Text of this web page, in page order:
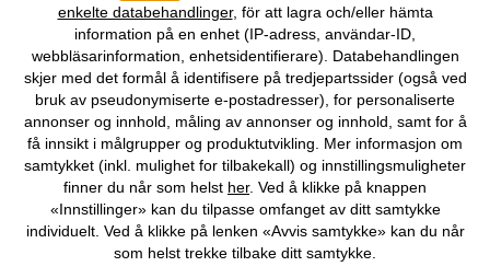
Du kan også finne oss på
Kjøpsvilkår Personopplysninger Cookie-innstillinger
Om Oss Angre kjøp
© 2026 bonprix.
enkelte databehandlinger, för att lagra och/eller hämta
information på en enhet (IP-adress, användar-ID,
webbläsarinformation, enhetsidentifierare). Databehandlingen
skjer med det formål å identifisere på tredjepartssider (også ved
bruk av pseudonymiserte e-postadresser), for personaliserte
annonser og innhold, måling av annonser og innhold, samt for å
få innsikt i målgrupper og produktutvikling. Mer informasjon om
samtykket (inkl. mulighet for tilbakekall) og innstillingsmuligheter
finner du når som helst her. Ved å klikke på knappen
«Innstillinger» kan du tilpasse omfanget av ditt samtykke
individuelt. Ved å klikke på lenken «Avvis samtykke» kan du når
som helst trekke tilbake ditt samtykke.